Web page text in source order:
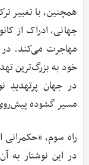
همچنین، با تغییر
جهانی، ادراک از
مهاجرت می‌کند. در
خود به بزرگ‌ترین
در جهان پرتهدیدِ
مسیر گشوده
راه سوم،
در این نوشتار به